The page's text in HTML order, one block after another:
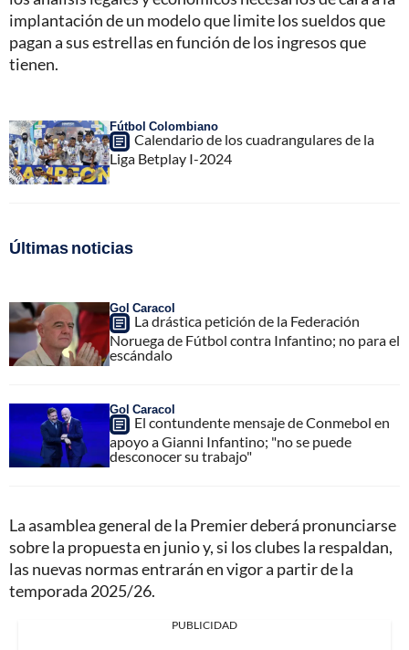
implantación de un modelo que limite los sueldos que
pagan a sus estrellas en función de los ingresos que
tienen.
Fútbol Colombiano
Calendario de los cuadrangulares de la
Liga Betplay I-2024
Últimas noticias
Gol Caracol
La drástica petición de la Federación
Noruega de Fútbol contra Infantino; no para el
escándalo
Gol Caracol
El contundente mensaje de Conmebol en
apoyo a Gianni Infantino; "no se puede
desconocer su trabajo"
La asamblea general de la Premier deberá pronunciarse
sobre la propuesta en junio y, si los clubes la respaldan,
las nuevas normas entrarán en vigor a partir de la
temporada 2025/26.
PUBLICIDAD